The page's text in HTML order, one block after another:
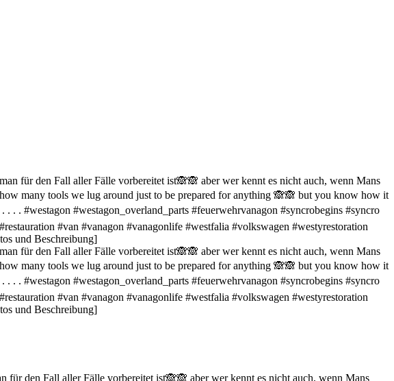
für den Fall aller Fälle vorbereitet ist🙈🙈 aber wer kennt es nicht auch, wenn Mans